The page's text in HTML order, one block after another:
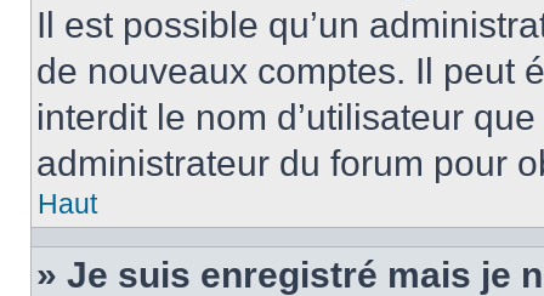
Il est possible qu’un
de nouveaux comptes. Il peut
interdit le nom d’utilisateur
administrateur du forum pour
Haut
» Je suis enregistré mais je